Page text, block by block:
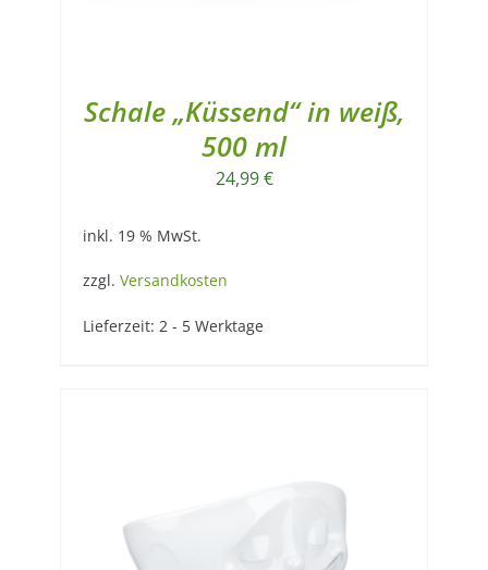
Schale „Küssend“ in weiß,
500 ml
24,99€
inkl. 19 % MwSt.
zzgl. Versandkosten
Lieferzeit: 2 - 5 Werktage